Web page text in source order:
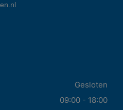
Gesloten
09:00 - 18:00